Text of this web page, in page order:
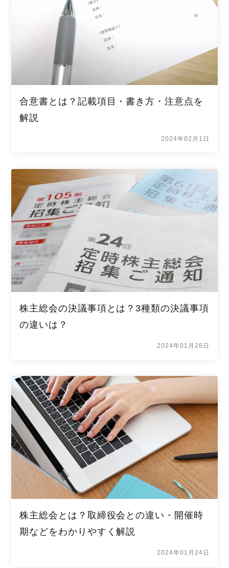
合意書とは？記載項目・書き方・注意点を
解説
2024年02月1日
株主総会の決議事項とは？3種類の決議事項
の違いは？
2024年01月26日
株主総会とは？取締役会との違い・開催時
期などをわかりやすく解説
2024年01月24日